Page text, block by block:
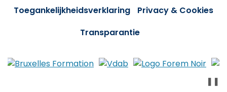
Toegankelijkheidsverklaring
Privacy & Cookies
Transparantie
❚❚